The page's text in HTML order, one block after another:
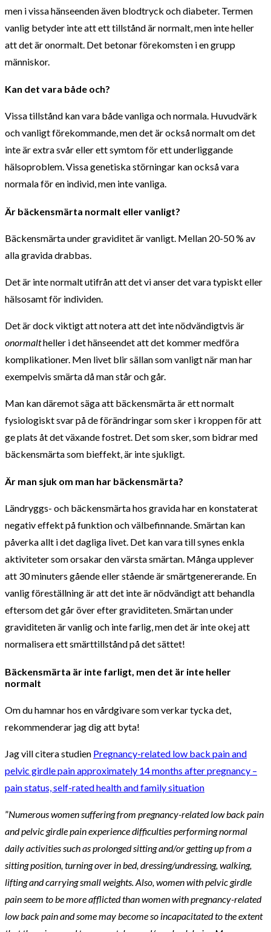
men i vissa hänseenden även blodtryck och diabeter. Termen
vanlig betyder inte att ett tillstånd är normalt, men inte heller
att det är onormalt. Det betonar förekomsten i en grupp
människor.
Kan det vara både och?
Vissa tillstånd kan vara både vanliga och normala. Huvudvärk
och vanligt förekommande, men det är också normalt om det
inte är extra svår eller ett symtom för ett underliggande
hälsoproblem. Vissa genetiska störningar kan också vara
normala för en individ, men inte vanliga.
Är bäckensmärta normalt eller vanligt?
Bäckensmärta under graviditet är vanligt. Mellan 20-50 % av
alla gravida drabbas.
Det är inte normalt utifrån att det vi anser det vara typiskt eller
hälsosamt för individen.
Det är dock viktigt att notera att det inte nödvändigtvis är
onormaltheller i det hänseendet att det kommer medföra
komplikationer. Men livet blir sällan som vanligt när man har
exempelvis smärta då man står och går.
Man kan däremot säga att bäckensmärta är ett normalt
fysiologiskt svar på de förändringar som sker i kroppen för att
ge plats åt det växande fostret. Det som sker, som bidrar med
bäckensmärta som bieffekt, är inte sjukligt.
Är man sjuk om man har bäckensmärta?
Ländryggs- och bäckensmärta hos gravida har en konstaterat
negativ effekt på funktion och välbefinnande. Smärtan kan
påverka allt i det dagliga livet. Det kan vara till synes enkla
aktiviteter som orsakar den värsta smärtan. Många upplever
att 30 minuters gående eller stående är smärtgenererande. En
vanlig föreställning är att det inte är nödvändigt att behandla
eftersom det går över efter graviditeten. Smärtan under
graviditeten är vanlig och inte farlig, men det är inte okej att
normalisera ett smärttillstånd på det sättet!
Bäckensmärta är inte farligt, men det är inte heller
normalt
Om du hamnar hos en vårdgivare som verkar tycka det,
rekommenderar jag dig att byta!
Jag vill citera studien Pregnancy-related low back pain and
pelvic girdle pain approximately 14 months after pregnancy –
pain status, self-rated health and family situation
”Numerous women suffering from pregnancy-related low back pain
and pelvic girdle pain experience difficulties performing normal
daily activities such as prolonged sitting and/or getting up from a
sitting position, turning over in bed, dressing/undressing, walking,
lifting and carrying small weights. Also, women with pelvic girdle
pain seem to be more afflicted than women with pregnancy-related
low back pain and some may become so incapacitated to the extent